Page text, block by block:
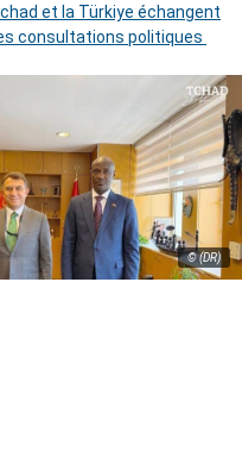
et la Türkiye échangent
consultations politiques
© (DR)